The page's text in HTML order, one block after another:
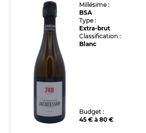
Millésime :
BSA
Type :
Extra-brut
Classification :
Blanc
Budget :
45 € à 80 €